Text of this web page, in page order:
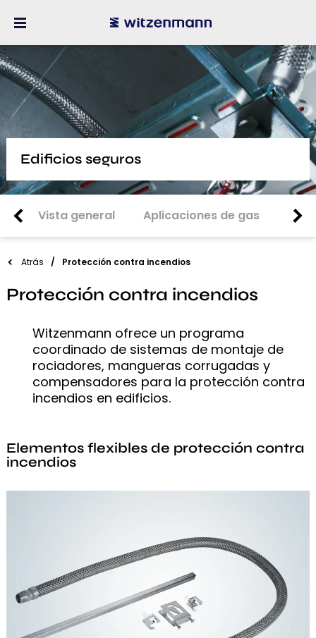
Edificios seguros
Vista general Aplicaciones de gas
Atrás Protección contra incendios
Protección contra incendios
Witzenmann ofrece un programa
coordinado de sistemas de montaje de
rociadores, mangueras corrugadas y
compensadores para la protección contra
incendios en edificios.
Elementos flexibles de protección contra
incendios